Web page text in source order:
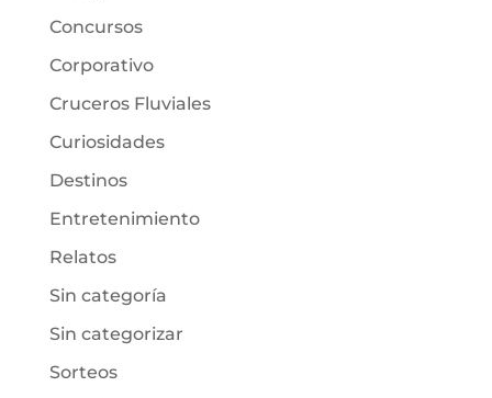
Concursos
Corporativo
Cruceros Fluviales
Curiosidades
Destinos
Entretenimiento
Relatos
Sin categoría
Sin categorizar
Sorteos